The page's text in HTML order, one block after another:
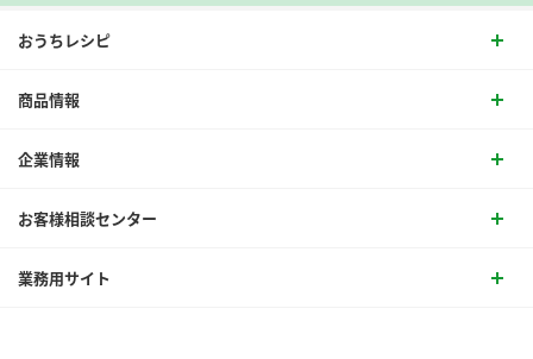
おうちレシピ
商品情報
企業情報
お客様相談センター
業務用サイト